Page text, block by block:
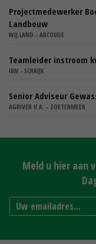
Projectmedewerker
Landbouw
WIJ.LAND - ABCOUDE
Teamleider instroom
IBN - SCHAIJK
Senior Adviseur
AGRIVER U.A. - ZOETERMEER
Meld u hier aan